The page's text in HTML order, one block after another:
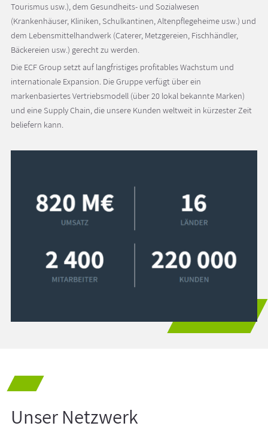
Tourismus usw.), dem Gesundheits- und Sozialwesen
(Krankenhäuser, Kliniken, Schulkantinen, Altenpflegeheime usw.) und
dem Lebensmittelhandwerk (Caterer, Metzgereien, Fischhändler,
Bäckereien usw.) gerecht zu werden.
Die ECF Group setzt auf langfristiges profitables Wachstum und
internationale Expansion. Die Gruppe verfügt über ein
markenbasiertes Vertriebsmodell (über 20 lokal bekannte Marken)
und eine Supply Chain, die unsere Kunden weltweit in kürzester Zeit
beliefern kann.
Unser Netzwerk